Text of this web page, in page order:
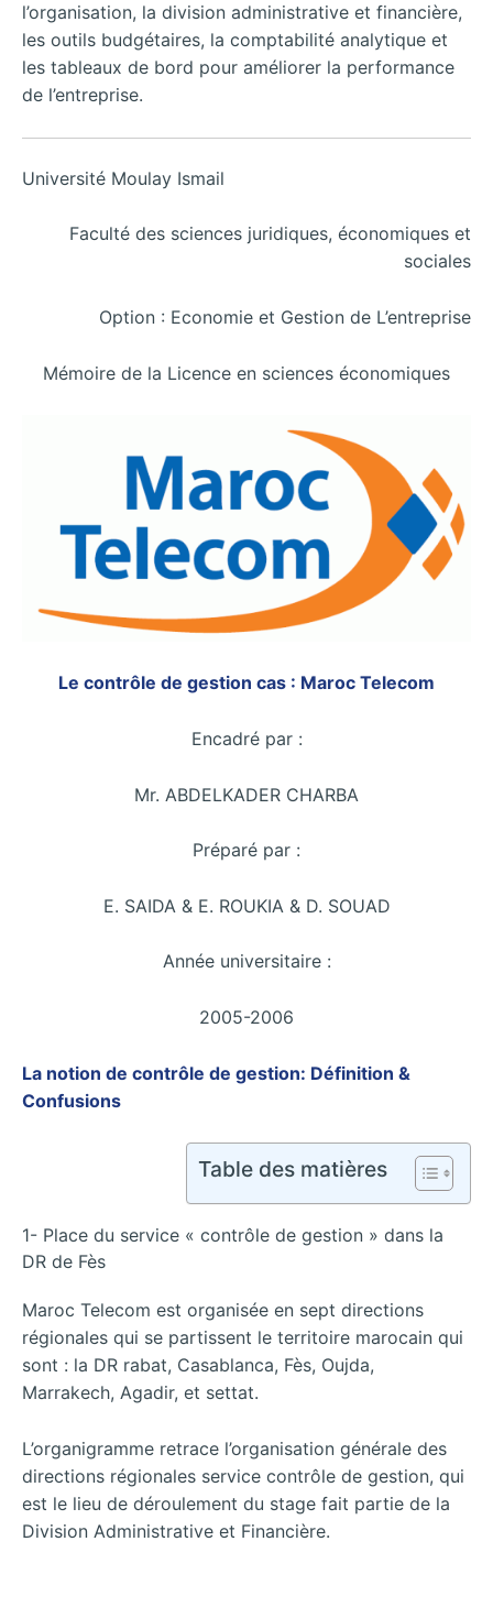
l’organisation, la division administrative et financière,
les outils budgétaires, la comptabilité analytique et
les tableaux de bord pour améliorer la performance
de l’entreprise.
Université Moulay Ismail
Faculté des sciences juridiques, économiques et
sociales
Option : Economie et Gestion de L’entreprise
Mémoire de la Licence en sciences économiques
Le contrôle de gestion cas : Maroc Telecom
Encadré par :
Mr. ABDELKADER CHARBA
Préparé par :
E. SAIDA & E. ROUKIA & D. SOUAD
Année universitaire :
2005-2006
La notion de contrôle de gestion: Définition &
Confusions
Table des matières
1- Place du service « contrôle de gestion » dans la
DR de Fès
Maroc Telecom est organisée en sept directions
régionales qui se partissent le territoire marocain qui
sont : la DR rabat, Casablanca, Fès, Oujda,
Marrakech, Agadir, et settat.
L’organigramme retrace l’organisation générale des
directions régionales service contrôle de gestion, qui
est le lieu de déroulement du stage fait partie de la
Division Administrative et Financière.